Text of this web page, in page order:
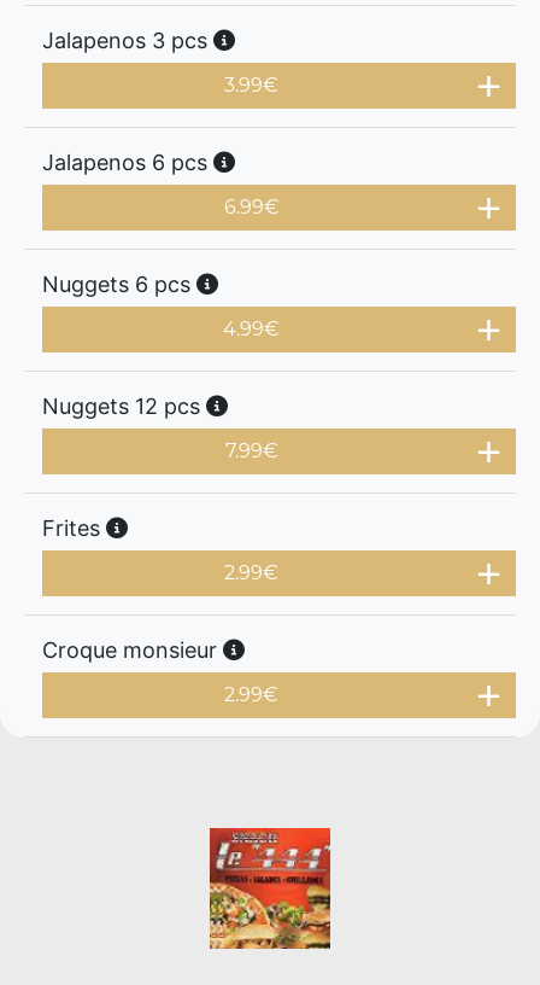
Jalapenos 3 pcs
3.99€
Jalapenos 6 pcs
6.99€
Nuggets 6 pcs
4.99€
Nuggets 12 pcs
7.99€
Frites
2.99€
Croque monsieur
2.99€